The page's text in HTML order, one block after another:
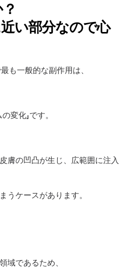
い部分なので心
も一般的な副作用は、
変化」です。
膚の凹凸が生じ、広範囲に注入
うケースがあります。
域であるため、